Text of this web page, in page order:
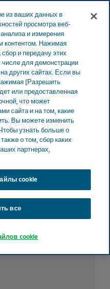
Все истории
Мигрень и
ними взаимосвязь?
есть ли
из ваших данных в
просмотра веб-
и измерения
контентом. Нажимая
и передачу этих
для демонстрации
других сайтах. Если вы
[Разрешить
или предоставленная
что может
сайта и на том, какие
Вы можете изменить
узнать больше о
о том, сбор каких
партнерах,
cookie
все
cookie